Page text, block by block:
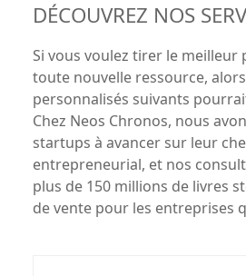
DÉCOUVREZ NOS
Si vous voulez tirer le meilleur
toute nouvelle ressource,
personnalisés suivants
Chez Neos Chronos, nous
startups à avancer sur leur
entrepreneurial, et nos
plus de 150 millions de livres
de vente pour les entreprises